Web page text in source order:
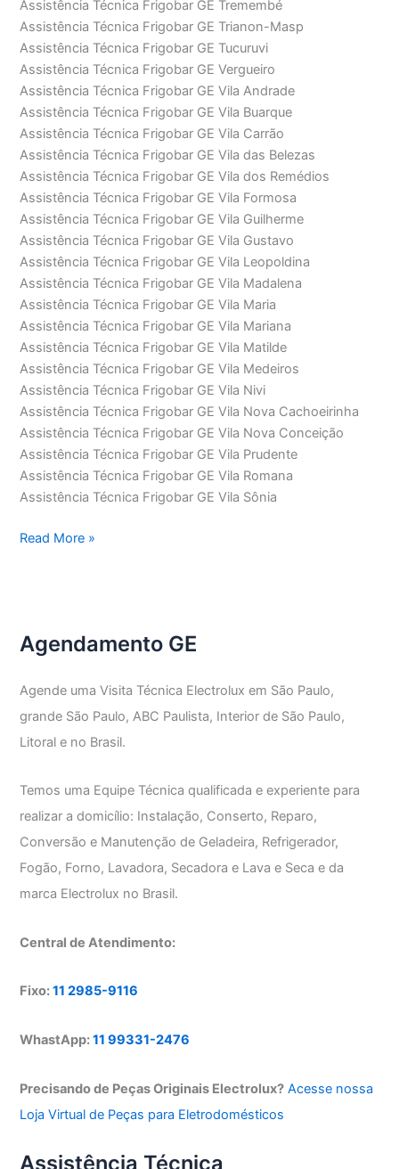
Assistência Técnica Frigobar GE Tremembé
Assistência Técnica Frigobar GE Trianon-Masp
Assistência Técnica Frigobar GE Tucuruvi
Assistência Técnica Frigobar GE Vergueiro
Assistência Técnica Frigobar GE Vila Andrade
Assistência Técnica Frigobar GE Vila Buarque
Assistência Técnica Frigobar GE Vila Carrão
Assistência Técnica Frigobar GE Vila das Belezas
Assistência Técnica Frigobar GE Vila dos Remédios
Assistência Técnica Frigobar GE Vila Formosa
Assistência Técnica Frigobar GE Vila Guilherme
Assistência Técnica Frigobar GE Vila Gustavo
Assistência Técnica Frigobar GE Vila Leopoldina
Assistência Técnica Frigobar GE Vila Madalena
Assistência Técnica Frigobar GE Vila Maria
Assistência Técnica Frigobar GE Vila Mariana
Assistência Técnica Frigobar GE Vila Matilde
Assistência Técnica Frigobar GE Vila Medeiros
Assistência Técnica Frigobar GE Vila Nivi
Assistência Técnica Frigobar GE Vila Nova Cachoeirinha
Assistência Técnica Frigobar GE Vila Nova Conceição
Assistência Técnica Frigobar GE Vila Prudente
Assistência Técnica Frigobar GE Vila Romana
Assistência Técnica Frigobar GE Vila Sônia
Assistência
Read More »
Agendamento GE
Agende uma Visita Técnica Electrolux em São Paulo,
grande São Paulo, ABC Paulista, Interior de São Paulo,
Litoral e no Brasil.
Temos uma Equipe Técnica qualificada e experiente para
realizar a domicílio: Instalação, Conserto, Reparo,
Conversão e Manutenção de Geladeira, Refrigerador,
Fogão, Forno, Lavadora, Secadora e Lava e Seca e da
marca Electrolux no Brasil.
Central de Atendimento:
Fixo:11 2985-9116
WhastApp:11 99331-2476
Precisando de Peças Originais Electrolux? Acesse nossa
Loja Virtual de Peças para Eletrodomésticos
Assistência Técnica